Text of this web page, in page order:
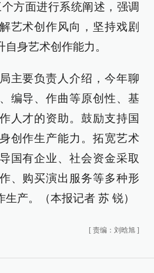
方面进行系统阐述，强调
艺术创作风向，坚持戏剧
身艺术创作能力。
主要负责人介绍，今年聊
编导、作曲等原创性、基
人才的资助。鼓励支持国
创作生产能力。拓宽艺术
国有企业、社会资金采取
、购买演出服务等多种形
产。（本报记者 苏 锐）
[ 责编：刘晗旭 ]